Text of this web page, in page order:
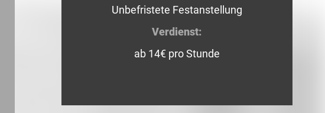
Unbefristete Festanstellung
Verdienst:
ab 14€ pro Stunde